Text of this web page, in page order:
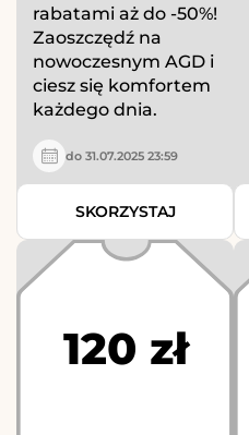
rabatami aż do -50%!
Zaoszczędź na
nowoczesnym AGD i
ciesz się komfortem
każdego dnia.
do 31.07.2025 23:59
SKORZYSTAJ
120 zł